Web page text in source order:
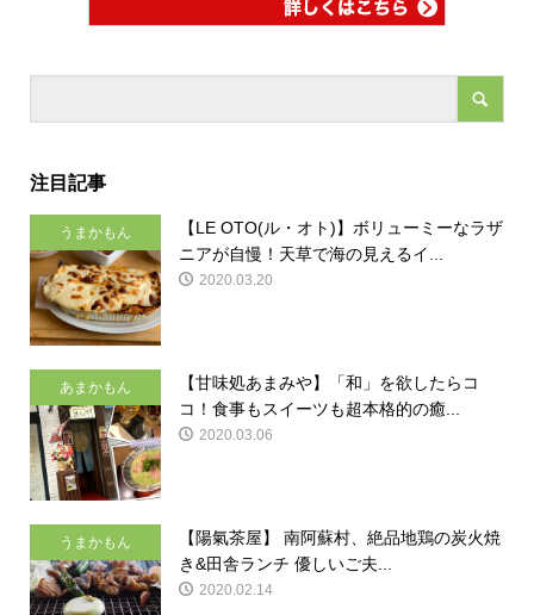
注目記事
うまかもん
【LE OTO(ル・オト)】ボリューミーなラザ
ニアが自慢！天草で海の見えるイ...
2020.03.20
あまかもん
【甘味処あまみや】「和」を欲したらコ
コ！食事もスイーツも超本格的の癒...
2020.03.06
うまかもん
【陽氣茶屋】 南阿蘇村、絶品地鶏の炭火焼
き&田舎ランチ 優しいご夫...
2020.02.14